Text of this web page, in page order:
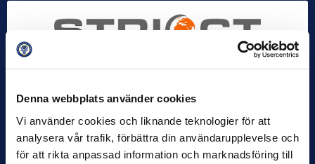
Denna webbplats använder cookies
Vi använder cookies och liknande teknologier för att
analysera vår trafik, förbättra din användarupplevelse och
för att rikta anpassad information och marknadsföring till